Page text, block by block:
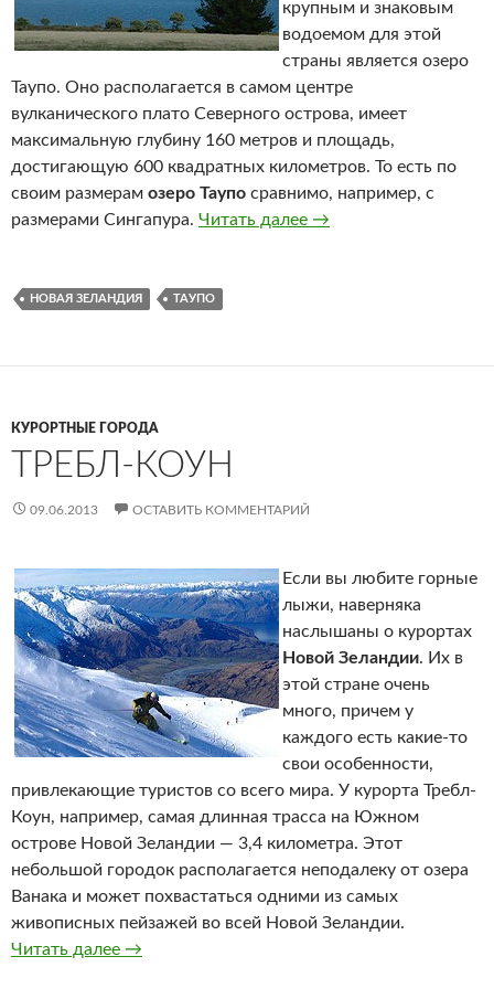
крупным и знаковым
водоемом для этой
страны является озеро
Таупо. Оно располагается в самом центре
вулканического плато Северного острова, имеет
максимальную глубину 160 метров и площадь,
достигающую 600 квадратных километров. То есть по
своим размерам озеро Таупо сравнимо, например, с
размерами Сингапура. Читать далее Озеро Таупо
→
НОВАЯ ЗЕЛАНДИЯ ТАУПО
КУРОРТНЫЕ ГОРОДА
ТРЕБЛ-КОУН
09.06.2013 ОСТАВИТЬ КОММЕНТАРИЙ
Если вы любите горные
лыжи, наверняка
наслышаны о курортах
Новой Зеландии. Их в
этой стране очень
много, причем у
каждого есть какие-то
свои особенности,
привлекающие туристов со всего мира. У курорта Требл-
Коун, например, самая длинная трасса на Южном
острове Новой Зеландии — 3,4 километра. Этот
небольшой городок располагается неподалеку от озера
Ванака и может похвастаться одними из самых
живописных пейзажей во всей Новой Зеландии.
Читать далее Требл-Коун
→